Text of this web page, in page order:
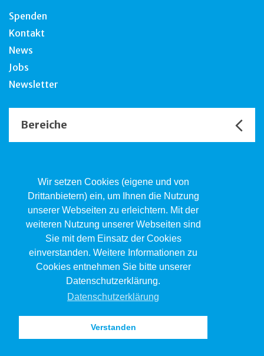
Wir setzen Cookies (eigene und von
Drittanbietern) ein, um Ihnen die Nutzung
unserer Webseiten zu erleichtern. Mit der
weiteren Nutzung unserer Webseiten sind
Sie mit dem Einsatz der Cookies
einverstanden. Weitere Informationen zu
Cookies entnehmen Sie bitte unserer
Datenschutzerklärung.
Datenschutzerklärung
Verstanden
Spenden
Kontakt
News
Jobs
Newsletter
Bereiche
Kind.Jugend.Familie KJF
Poststrasse 2, Postfach, 4410 Liestal
061 551 17 77
kjf@jsw.swiss